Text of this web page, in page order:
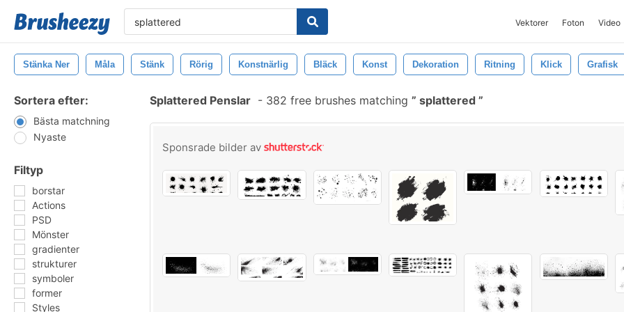
Vektorer Foton Video
Stänka Ner Måla Stänk Rörig Konstnärlig Bläck Konst Dekoration Ritning Klick Grafisk
Sortera efter:
Bästa matchning
Nyaste
Filtyp
borstar
Actions
PSD
Mönster
gradienter
strukturer
symboler
former
Styles
Splattered Penslar - 382 free brushes matching splattered
Sponsrade bilder av